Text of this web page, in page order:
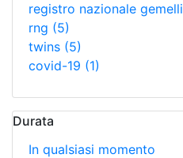
registro nazionale gemelli
rng (5)
twins (5)
covid-19 (1)
Durata
In qualsiasi momento